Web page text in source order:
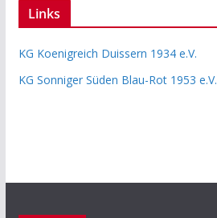
Links
KG Koenigreich Duissern 1934 e.V.
KG Sonniger Süden Blau-Rot 1953 e.V.